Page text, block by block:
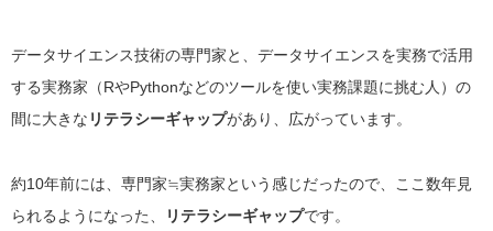
データサイエンス技術の専門家と、データサイエンスを実務で活用
する実務家（RやPythonなどのツールを使い実務課題に挑む人）の
間に大きな リテラシーギャップがあり、広がっています。
約10年前には、専門家≒実務家という感じだったので、ここ数年見
られるようになった、
リテラシーギャップです。